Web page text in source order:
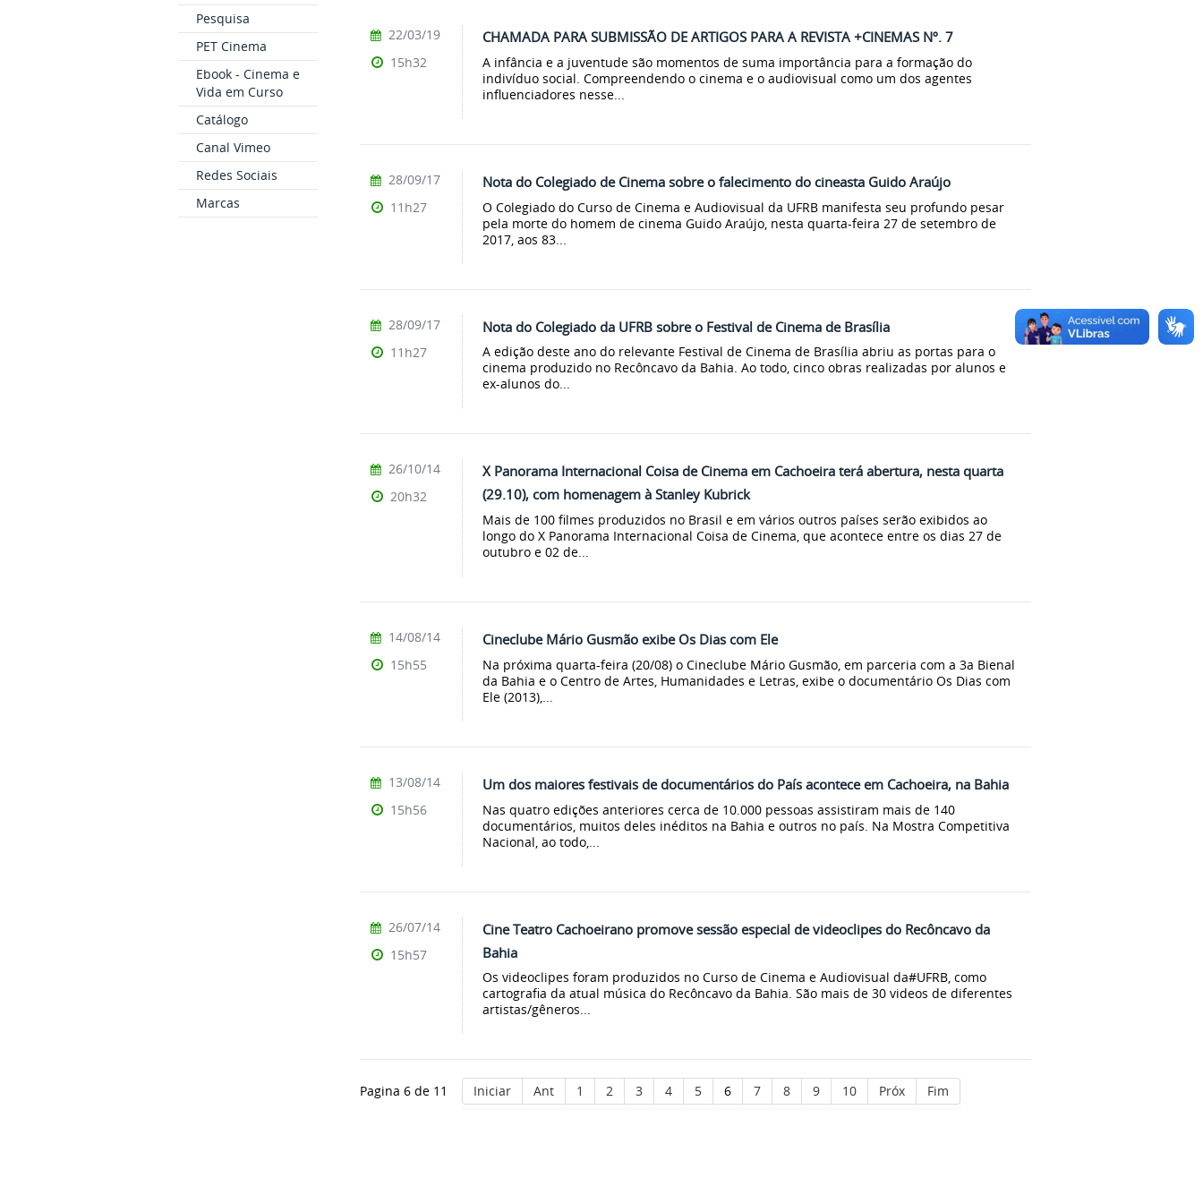
Pesquisa
PET Cinema
Ebook - Cinema e
Vida em Curso
Catálogo
Canal Vimeo
Redes Sociais
Marcas
CHAMADA PARA SUBMISSÃO DE ARTIGOS PARA A REVISTA +CINEMAS Nº. 7
A infância e a juventude são momentos de suma importância para a formação do
indivíduo social. Compreendendo o cinema e o audiovisual como um dos agentes
influenciadores nesse...
22/03/19
15h32
Nota do Colegiado de Cinema sobre o falecimento do cineasta Guido Araújo
O Colegiado do Curso de Cinema e Audiovisual da UFRB manifesta seu profundo pesar
pela morte do homem de cinema Guido Araújo, nesta quarta-feira 27 de setembro de
2017, aos 83...
28/09/17
11h27
Nota do Colegiado da UFRB sobre o Festival de Cinema de Brasília
A edição deste ano do relevante Festival de Cinema de Brasília abriu as portas para o
cinema produzido no Recôncavo da Bahia. Ao todo, cinco obras realizadas por alunos e
ex-alunos do...
28/09/17
11h27
X Panorama Internacional Coisa de Cinema em Cachoeira terá abertura, nesta quarta
(29.10), com homenagem à Stanley Kubrick
Mais de 100 filmes produzidos no Brasil e em vários outros países serão exibidos ao
longo do X Panorama Internacional Coisa de Cinema, que acontece entre os dias 27 de
outubro e 02 de...
26/10/14
20h32
Cineclube Mário Gusmão exibe Os Dias com Ele
Na próxima quarta-feira (20/08) o Cineclube Mário Gusmão, em parceria com a 3a Bienal
da Bahia e o Centro de Artes, Humanidades e Letras, exibe o documentário Os Dias com
Ele (2013),...
14/08/14
15h55
Um dos maiores festivais de documentários do País acontece em Cachoeira, na Bahia
Nas quatro edições anteriores cerca de 10.000 pessoas assistiram mais de 140
documentários, muitos deles inéditos na Bahia e outros no país. Na Mostra Competitiva
Nacional, ao todo,...
13/08/14
15h56
Cine Teatro Cachoeirano promove sessão especial de videoclipes do Recôncavo da
Bahia
Os videoclipes foram produzidos no Curso de Cinema e Audiovisual da#UFRB, como
cartografia da atual música do Recôncavo da Bahia. São mais de 30 videos de diferentes
artistas/gêneros...
26/07/14
15h57
Pagina 6 de 11 Iniciar Ant 1 2 3 4 5 6 7 8 9 10 Próx Fim